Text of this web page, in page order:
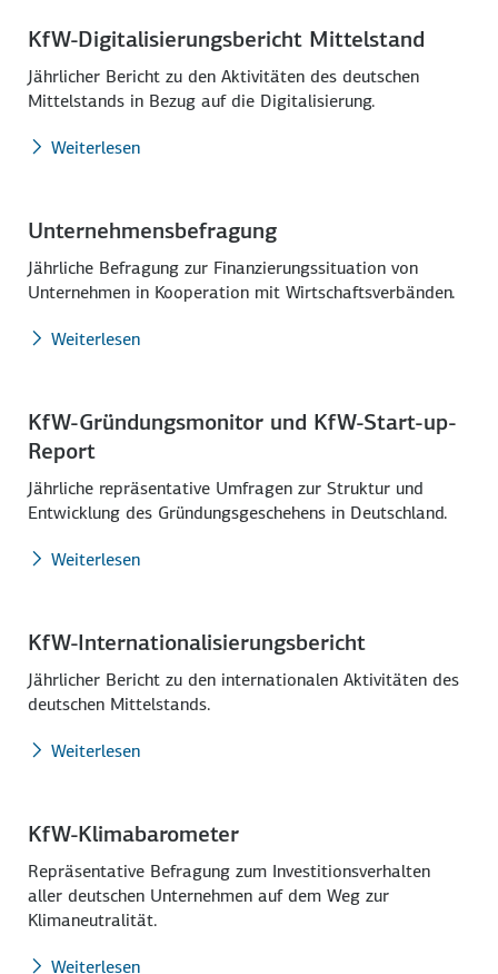
KfW-Digitalisierungs­bericht Mittelstand
Jährlicher Bericht zu den Aktivitäten des deutschen
Mittelstands in Bezug auf die Digitalisierung.
Weiterlesen
Unternehmensbefragung
Jährliche Befragung zur Finanzierungssituation von
Unternehmen in Kooperation mit Wirtschaftsverbänden.
Weiterlesen
KfW-Gründungsmonitor und KfW-Start-up-
Report
Jährliche repräsentative Umfragen zur Struktur und
Entwicklung des Gründungsgeschehens in Deutschland.
Weiterlesen
KfW-Internationali­sierungsbericht
Jährlicher Bericht zu den internationalen Aktivitäten des
deutschen Mittelstands.
Weiterlesen
KfW-Klimabarometer
Repräsentative Befragung zum Investitions­verhalten
aller deutschen Unternehmen auf dem Weg zur
Klimaneutralität.
Weiterlesen